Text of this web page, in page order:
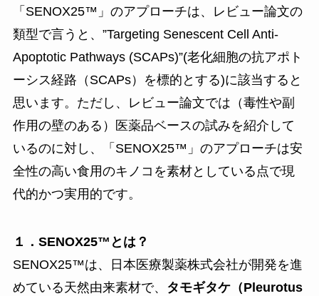
「SENOX25™」のアプローチは、レビュー論文の
類型で言うと、”Targeting Senescent Cell Anti-
Apoptotic Pathways (SCAPs)”(老化細胞の抗アポト
ーシス経路（SCAPs）を標的とする)に該当すると
思います。ただし、レビュー論文では（毒性や副
作用の壁のある）医薬品ベースの試みを紹介して
いるのに対し、「SENOX25™」のアプローチは安
全性の高い食用のキノコを素材としている点で現
代的かつ実用的です。
１．SENOX25™とは？
SENOX25™は、日本医療製薬株式会社が開発を進
めている天然由来素材で、
タモギタケ（Pleurotus